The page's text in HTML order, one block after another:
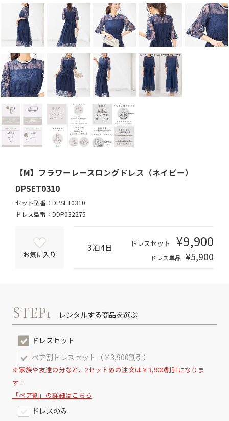
【M】フラワーレースロングドレス（ネイビー）
DPSET0310
セット型番：DPSET0310
ドレス型番：DDP032275
お気に入り
3泊4日 ドレスセット ¥9,900
ドレス単品 ¥5,900
STEP1 レンタルする商品を選ぶ
ドレスセット
ペア割ドレスセット（￥3,900割引）
※家族や友達の分など、2セットめの注文は￥3,900割引になりま
す！
「ペア割」の詳細はこちら
ドレスのみ